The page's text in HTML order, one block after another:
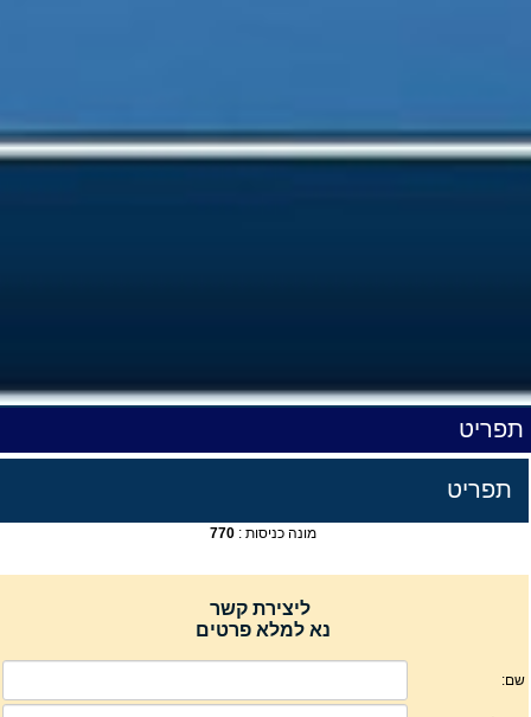
תפריט
תפריט
מונה כניסות : 770
ליצירת קשר
נא למלא פרטים